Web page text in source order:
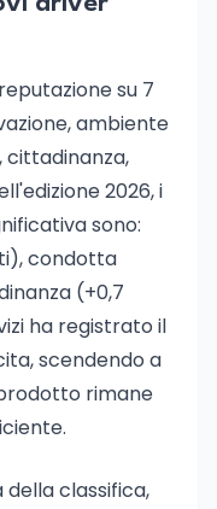
su 7
ambiente
cittadinanza,
2026, i
sono:
condotta
(+0,7
ha registrato il
scendendo a
rimane
classifica,